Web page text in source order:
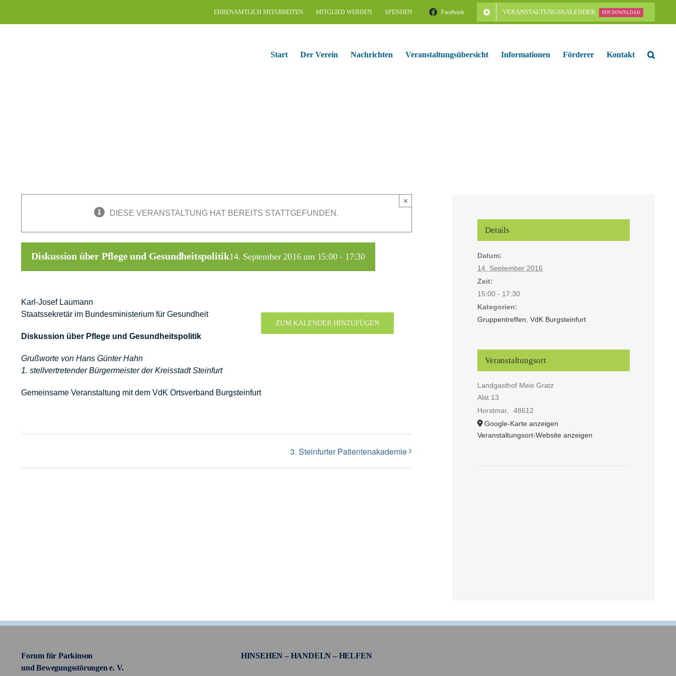
EHRENAMTLICH MITARBEITEN MITGLIED WERDEN SPENDEN Facebook VERANSTALTUNGSKALENDER PDF DOWNLOAD
Start Der Verein Nachrichten Veranstaltungsübersicht Informationen Förderer Kontakt
DIESE VERANSTALTUNG HAT BEREITS STATTGEFUNDEN.
×
Diskussion über Pflege und Gesundheitspolitik14. September 2016 um 15:00- 17:30
Karl-Josef Laumann
Staatssekretär im Bundesministerium für Gesundheit
Diskussion über Pflege und Gesundheitspolitik
Grußworte von Hans Günter Hahn
1. stellvertretender Bürgermeister der Kreisstadt Steinfurt
Gemeinsame Veranstaltung mit dem VdK Ortsverband Burgsteinfurt
ZUM KALENDER HINZUFÜGEN
3. Steinfurter Patientenakademie
Details
Datum:
14. September 2016
Zeit:
15:00 - 17:30
Kategorien:
Gruppentreffen,VdK Burgsteinfurt
Veranstaltungsort
Landgasthof Meis Gratz
Alst 13
Horstmar,
48612
Google-Karte anzeigen
Veranstaltungsort-Website anzeigen
Forum für Parkinson
und Bewegungsstörungen e. V.
HINSEHEN – HANDELN – HELFEN